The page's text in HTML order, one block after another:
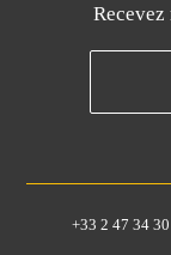
+33 2 47 34